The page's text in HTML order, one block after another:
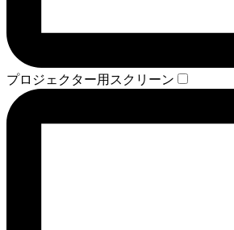
プロジェクター用スクリーン